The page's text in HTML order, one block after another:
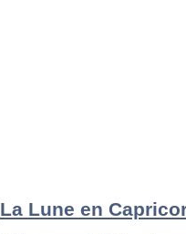
La Lune en